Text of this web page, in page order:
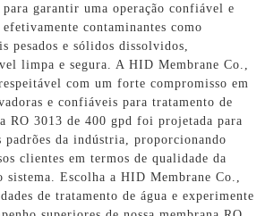
garantir uma operação confiável e
contaminantes como
pesados ​​e sólidos dissolvidos,
limpa e segura. A HID Membrane Co.,
com um forte compromisso em
e confiáveis ​​para tratamento de
RO 3013 de 400 gpd foi projetada para
padrões da indústria, proporcionando
clientes em termos de qualidade da
sistema. Escolha a HID Membrane Co.,
de tratamento de água e experimente